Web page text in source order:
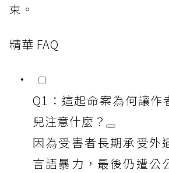
束。
精華 FAQ
Q1：這起命案為何讓作
兒注意什麼？
因為受害者長期承受外
言語暴力，最後仍遭公